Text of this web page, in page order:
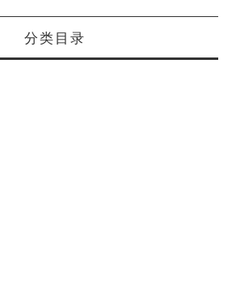
分类目录